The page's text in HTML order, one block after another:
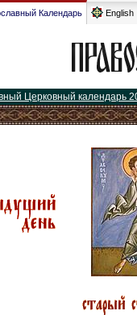
Календарь English
Церковный календарь